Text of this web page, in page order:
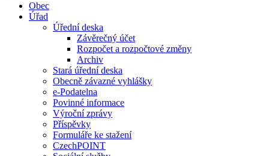
Obec
Úřad
Úřední deska
Závěrečný účet
Rozpočet a rozpočtové změny
Archiv
Stará úřední deska
Obecně závazné vyhlášky
e-Podatelna
Povinné informace
Výroční zprávy
Příspěvky
Formuláře ke stažení
CzechPOINT